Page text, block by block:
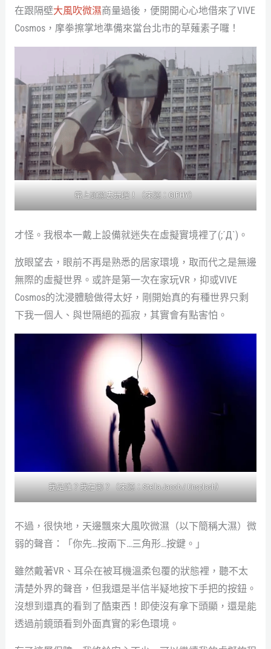
在跟隔壁大風吹微濕商量過後，便開開心心地借來了VIVE
Cosmos，摩拳擦掌地準備來當台北市的草薙素子囉！
帶上頭顯去玩喔！（來源：GIPHY）
才怪。我根本一戴上設備就迷失在虛擬實境裡了(;´Д`)。
放眼望去，眼前不再是熟悉的居家環境，取而代之是無邊
無際的虛擬世界。或許是第一次在家玩VR，抑或VIVE
Cosmos的沈浸體驗做得太好，剛開始真的有種世界只剩
下我一個人、與世隔絕的孤寂，其實會有點害怕。
我是誰？我在哪？（來源：Stella Jacob / Unsplash）
不過，很快地，天邊飄來大風吹微濕（以下簡稱大濕）微
弱的聲音：「你先…按兩下…三角形…按鍵。」
雖然戴著VR、耳朵在被耳機溫柔包覆的狀態裡，聽不太
清楚外界的聲音，但我還是半信半疑地按下手把的按鈕。
沒想到還真的看到了酷東西！即使沒有拿下頭顯，還是能
透過前鏡頭看到外面真實的彩色環境。